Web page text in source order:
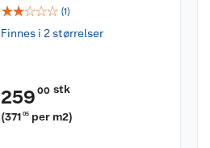
☆☆☆☆☆ (1)
Finnes i 2 størrelser
259 00 stk
(371 05 per m2)